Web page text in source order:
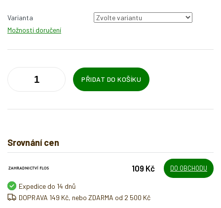
cena:
Varianta
Možnosti doručení
PŘIDAT DO KOŠÍKU
Srovnání cen
109 Kč DO OBCHODU
Expedice do 14 dnů
DOPRAVA 149 Kč, nebo ZDARMA od 2 500 Kč